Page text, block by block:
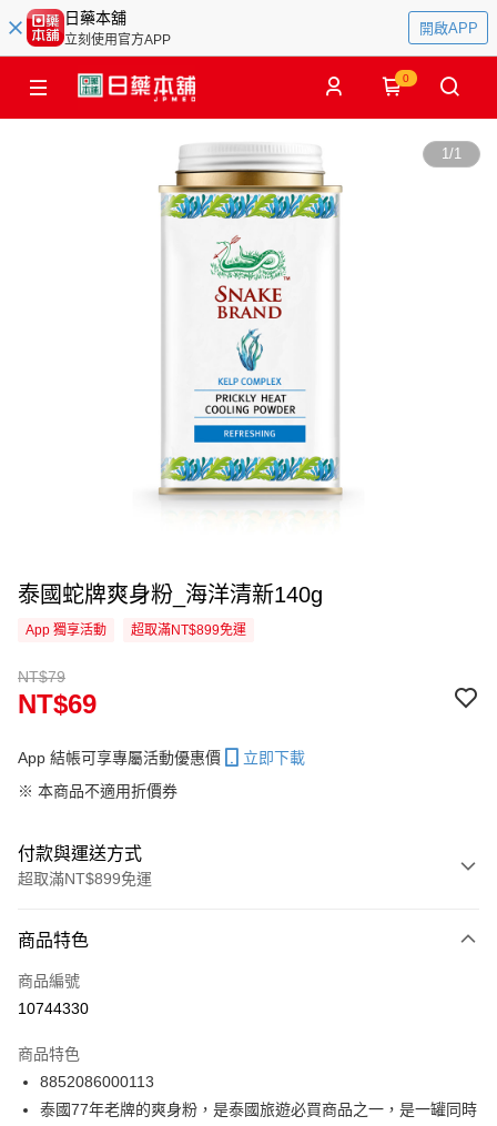
日藥本舖
立刻使用官方APP
開啟APP
0
1/1
泰國蛇牌爽身粉_海洋清新140g
App 獨享活動 超取滿NT$899免運
NT$79
NT$69
App 結帳可享專屬活動優惠價
立即下載
※ 本商品不適用折價券
付款與運送方式
超取滿NT$899免運
信用卡一次付款
信用卡分期付款
合作金庫商業銀行
華南商業銀行
上海商業儲蓄銀行
台北富邦商業銀行
LINE Pay
商品特色
商品編號
10744330
商品特色
8852086000113
泰國77年老牌的爽身粉，是泰國旅遊必買商品之一，是一罐同時